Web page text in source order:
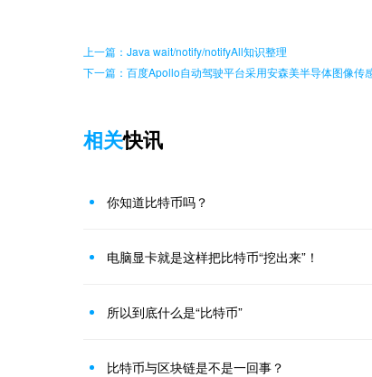
上一篇：Java wait/notify/notifyAll知识整理
下一篇：百度Apollo自动驾驶平台采用安森美半导体图像传
相关快讯
你知道比特币吗？
电脑显卡就是这样把比特币“挖出来”！
所以到底什么是“比特币”
比特币与区块链是不是一回事？